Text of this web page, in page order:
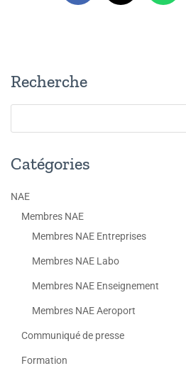
Recherche
Catégories
NAE
Membres NAE
Membres NAE Entreprises
Membres NAE Labo
Membres NAE Enseignement
Membres NAE Aeroport
Communiqué de presse
Formation